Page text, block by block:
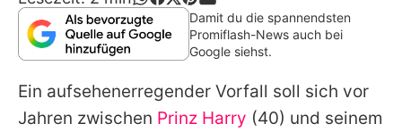
Familie & Liebe
Promiflash Exklusiv
Alle Themen auf Promiflash
Damit du die spannendsten
Promiflash-News auch bei
Google siehst.
Ein aufsehenerregender Vorfall soll sich vor
Jahren zwischen Prinz Harry (40) und seinem